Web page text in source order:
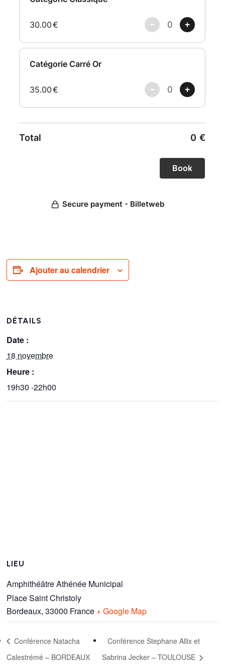
Ajouter au calendrier
DÉTAILS
Date :
18 novembre
Heure :
19h30 -22h00
LIEU
Amphithéâtre Athénée Municipal
Place Saint Christoly
Bordeaux, 33000 France + Google Map
Conférence Natacha
Calestrémé – BORDEAUX
Conférence Stephane Allix et
Sabrina Jecker – TOULOUSE